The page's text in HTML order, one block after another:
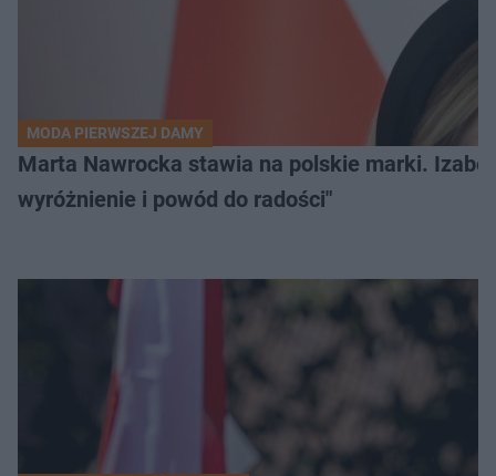
MODA PIERWSZEJ DAMY
Marta Nawrocka stawia na polskie marki.
wyróżnienie i powód do radości"